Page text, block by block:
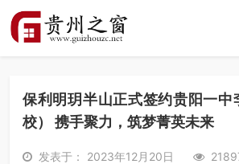
保利明玥半山正式签约贵阳一中
校） 携手聚力，筑梦菁英未来
发表于： 2023年12月20日